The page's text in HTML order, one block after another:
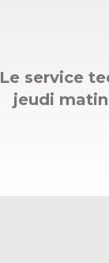
Le service
jeudi matin